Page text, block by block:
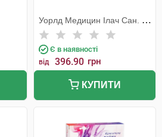
Уорлд Медицин Ілач Сан. Ве
Тідж
Є в наявності
від 396.90 грн
КУПИТИ